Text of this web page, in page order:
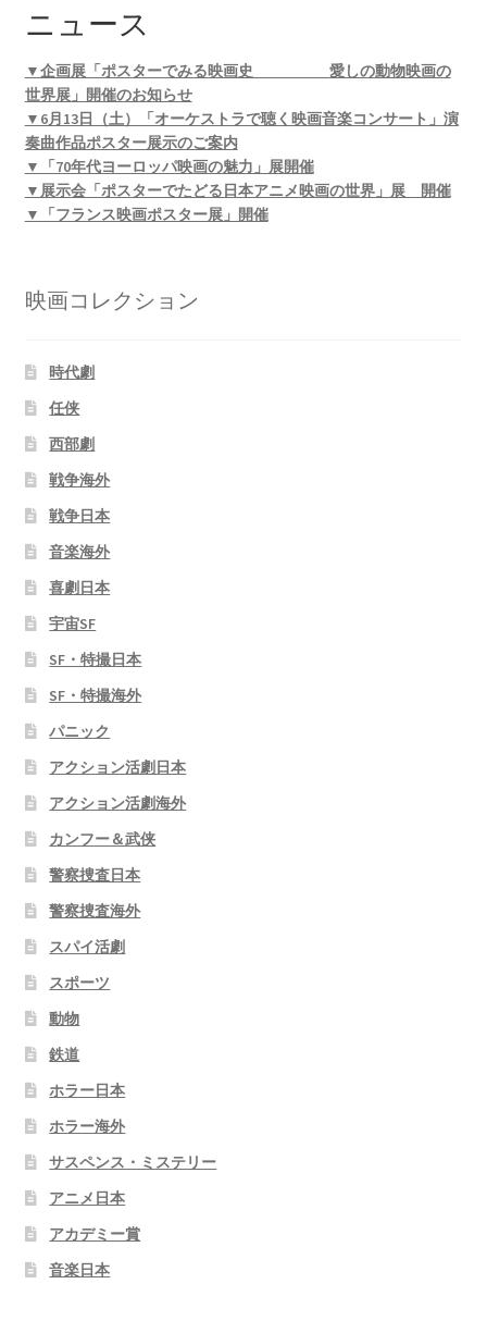
ニュース
▼企画展「ポスターでみる映画史 愛しの動物映画の
世界展」開催のお知らせ
▼6月13日（土）「オーケストラで聴く映画音楽コンサート」演
奏曲作品ポスター展示のご案内
▼「70年代ヨーロッパ映画の魅力」展開催
▼展示会「ポスターでたどる日本アニメ映画の世界」展 開催
▼「フランス映画ポスター展」開催
映画コレクション
時代劇
任侠
西部劇
戦争海外
戦争日本
音楽海外
喜劇日本
宇宙SF
SF・特撮日本
SF・特撮海外
パニック
アクション活劇日本
アクション活劇海外
カンフー＆武侠
警察捜査日本
警察捜査海外
スパイ活劇
スポーツ
動物
鉄道
ホラー日本
ホラー海外
サスペンス・ミステリー
アニメ日本
アカデミー賞
音楽日本